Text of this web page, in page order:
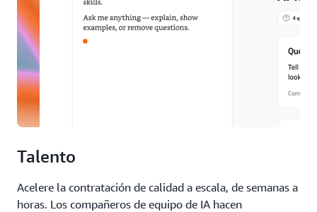
Talento
Acelere la contratación de calidad a escala, de semanas a
horas. Los compañeros de equipo de IA hacen